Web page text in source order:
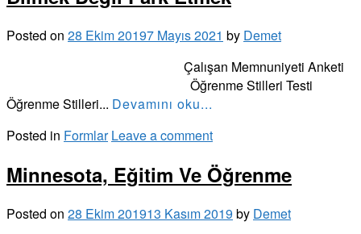
Posted on 28 Ekim 20197 Mayıs 2021 by Demet
Çalışan Memnuniyeti Anketi
Öğrenme Stilleri Testi
Öğrenme Stilleri... Devamını oku...
Posted in Formlar Leave a comment
Minnesota, Eğitim Ve Öğrenme
Posted on 28 Ekim 201913 Kasım 2019 by Demet